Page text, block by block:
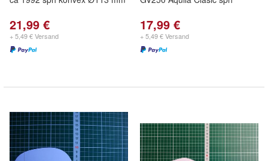
21,99 €
+ 5,49 € Versand
17,99 €
+ 5,49 € Versand